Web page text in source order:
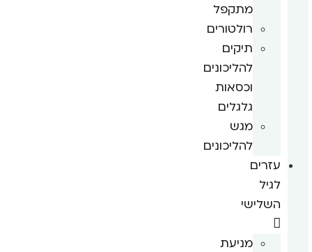
מתקפל
רולטורים
תיקים
להליכונים
וכסאות
גלגלים
מגש
להליכונים
עזרים
לגיל
השלישי
מניעת